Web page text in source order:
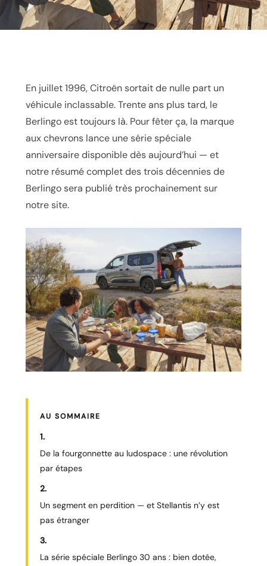
En juillet 1996, Citroën sortait de nulle part un
véhicule inclassable. Trente ans plus tard, le
Berlingo est toujours là. Pour fêter ça, la marque
aux chevrons lance une série spéciale
anniversaire disponible dès aujourd’hui — et
notre résumé complet des trois décennies de
Berlingo sera publié très prochainement sur
notre site.
AU SOMMAIRE
De la fourgonnette au ludospace : une révolution
par étapes
Un segment en perdition — et Stellantis n’y est
pas étranger
La série spéciale Berlingo 30 ans : bien dotée,